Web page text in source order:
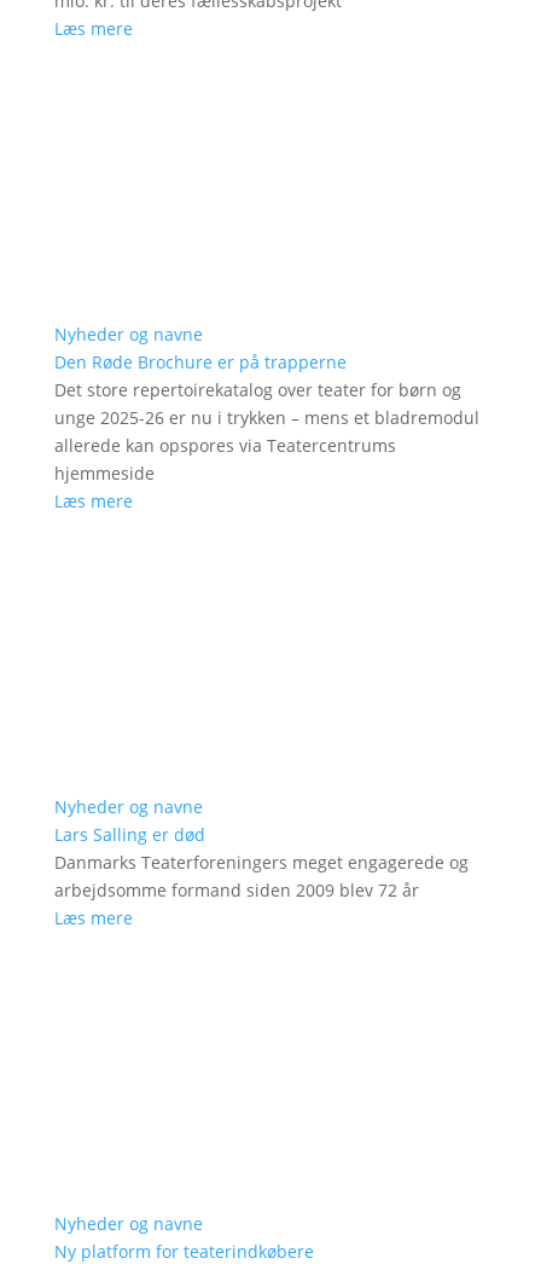
Læs mere
Nyheder og navne
Den Røde Brochure er på trapperne
Det store repertoirekatalog over teater for børn og
unge 2025-26 er nu i trykken – mens et bladremodul
allerede kan opspores via Teatercentrums
hjemmeside
Læs mere
Nyheder og navne
Lars Salling er død
Danmarks Teaterforeningers meget engagerede og
arbejdsomme formand siden 2009 blev 72 år
Læs mere
Nyheder og navne
Ny platform for teaterindkøbere